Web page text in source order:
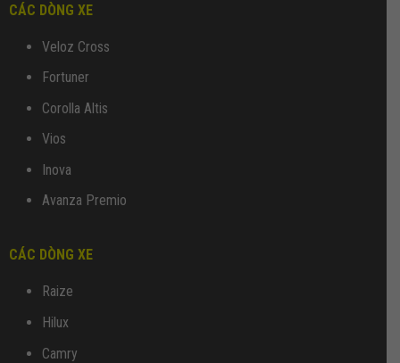
CÁC DÒNG XE
Veloz Cross
Fortuner
Corolla Altis
Vios
Inova
Avanza Premio
CÁC DÒNG XE
Raize
Hilux
Camry